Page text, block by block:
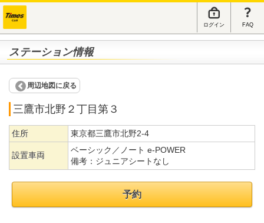
ログイン FAQ
ステーション情報
周辺地図に戻る
三鷹市北野２丁目第３
住所 東京都三鷹市北野2-4
設置車両
ベーシック／ノート e-POWER
備考： ジュニアシートなし
予約